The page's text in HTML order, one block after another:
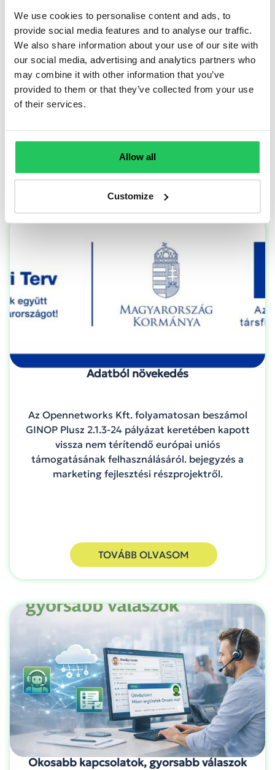
We use cookies to personalise content and ads, to
provide social media features and to analyse our traffic.
We also share information about your use of our site with
our social media, advertising and analytics partners who
may combine it with other information that you’ve
provided to them or that they’ve collected from your use
of their services.
Allow all
Customize
Ha pedig sikerült felkeltenem
érdeklődéseteket megoldásaink iránt,
esetleg kérdésetek lenne, keressetek
minket nyugodtan a +36-1-999-6000
számon!
legfrissebb bejegyzéseinket!
Adatból növekedés
Az Opennetworks Kft. folyamatosan beszámol
GINOP Plusz 2.1.3-24 pályázat keretében kapott
vissza nem térítendő európai uniós
támogatásának felhasználásáról. bejegyzés a
marketing fejlesztési részprojektről.
TOVÁBB OLVASOM
Okosabb kapcsolatok, gyorsabb válaszok